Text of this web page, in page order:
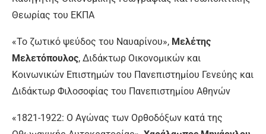
Θεωρίας του ΕΚΠΑ
«Το ζωτικό ψεύδος του Ναυαρίνου», Μελέτης
Μελετόπουλος, Διδάκτωρ Οικονομικών και
Κοινωνικών Επιστημών του Πανεπιστημίου Γενεύης και
Διδάκτωρ Φιλοσοφίας του Πανεπιστημίου Αθηνών
«1821-1922: Ο Αγώνας των Ορθοδόξων κατά της